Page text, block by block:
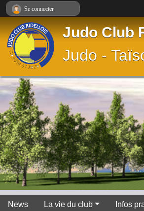
Judo Club
Judo -
News La vie du club Infos
Se connecter
Panneau de gestion des cookies